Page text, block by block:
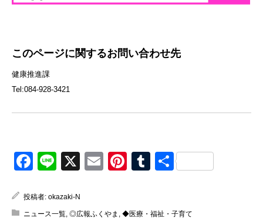
このページに関するお問い合わせ先
健康推進課
Tel:084-928-3421
Facebook
Line
X EmailPinterest
Tumblr
共
投稿者: okazaki-N
ニュース一覧, ◎広報ふくやま , ◆医療・福祉・子育て